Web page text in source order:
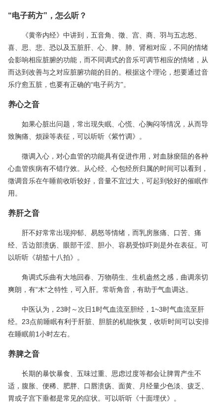
“电子药方”，怎么听？
《黄帝内经》中讲到，五音角、徵、宫、商、羽与五志怒、
喜、思、悲、恐以及五脏肝、心、脾、肺、肾相对应，不同的情绪
会影响相应脏腑的功能，而不同调式的音乐可调节相应的情绪，从
而达到改善与之对应脏腑功能的目的。根据这个理论，想要通过音
乐疗愈五脏，也要有正确的“电子药方”。
养心之音
如果心脏出问题，常出现失眠、心慌、心胸闷等情况，从而导
致胸痛、烦躁等表征，可以听听《紫竹调》。
徵调入心，对心血管的功能具有促进作用，对血脉瘀阻的各种
心血管疾病有不错疗效。从心经、心包经所归属的时间可以看到，
徵调音乐在午睡前收听较好，音量不宜过大，可起到较好的催眠作
用。
养肝之音
肝不好常常出现抑郁、易怒等情绪，而乳房胀痛、口苦、痛
经、舌边部溃疡、眼部干涩、胆小、容易受惊吓则是外在表征。可
以听听《胡笳十八拍》。
角调式乐曲有大地回春、万物萌生、生机盎然之感，曲调亲切
爽朗，有“木”之特性，可入肝。常听角音，有助于气血调达。
中医认为，23时～次日1时气血流至胆经，1~3时气血流至肝
经。23点前睡眠有利于肝脏、胆脏的机能恢复，收听时间可以安排
在睡眠前1小时左右。
养脾之音
长期的暴饮暴食、五味过重、思虑过度等都会让脾胃产生不
适，腹胀、便稀、肥胖、口唇溃疡、面黄、月经量少色淡、疲乏、
胃或子宫下垂都是常见的症状。可以听听《十面埋伏》。